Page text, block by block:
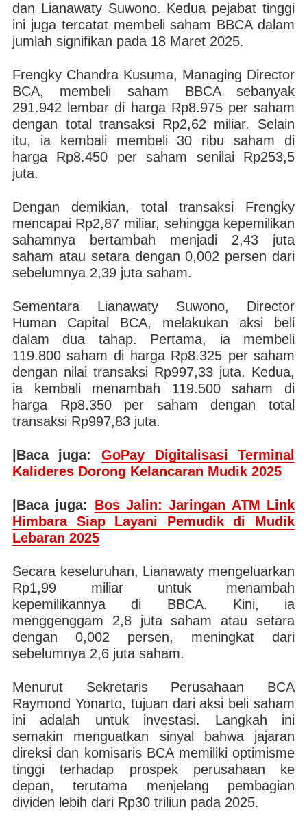
dan Lianawaty Suwono. Kedua pejabat tinggi
ini juga tercatat membeli saham BBCA dalam
jumlah signifikan pada 18 Maret 2025.
Frengky Chandra Kusuma, Managing Director
BCA, membeli saham BBCA sebanyak
291.942 lembar di harga Rp8.975 per saham
dengan total transaksi Rp2,62 miliar. Selain
itu, ia kembali membeli 30 ribu saham di
harga Rp8.450 per saham senilai Rp253,5
juta.
Dengan demikian, total transaksi Frengky
mencapai Rp2,87 miliar, sehingga kepemilikan
sahamnya bertambah menjadi 2,43 juta
saham atau setara dengan 0,002 persen dari
sebelumnya 2,39 juta saham.
Sementara Lianawaty Suwono, Director
Human Capital BCA, melakukan aksi beli
dalam dua tahap. Pertama, ia membeli
119.800 saham di harga Rp8.325 per saham
dengan nilai transaksi Rp997,33 juta. Kedua,
ia kembali menambah 119.500 saham di
harga Rp8.350 per saham dengan total
transaksi Rp997,83 juta.
|Baca juga: GoPay Digitalisasi Terminal
Kalideres Dorong Kelancaran Mudik 2025
|Baca juga: Bos Jalin: Jaringan ATM Link
Himbara Siap Layani Pemudik di Mudik
Lebaran 2025
Secara keseluruhan, Lianawaty mengeluarkan
Rp1,99 miliar untuk menambah
kepemilikannya di BBCA. Kini, ia
menggenggam 2,8 juta saham atau setara
dengan 0,002 persen, meningkat dari
sebelumnya 2,6 juta saham.
Menurut Sekretaris Perusahaan BCA
Raymond Yonarto, tujuan dari aksi beli saham
ini adalah untuk investasi. Langkah ini
semakin menguatkan sinyal bahwa jajaran
direksi dan komisaris BCA memiliki optimisme
tinggi terhadap prospek perusahaan ke
depan, terutama menjelang pembagian
dividen lebih dari Rp30 triliun pada 2025.